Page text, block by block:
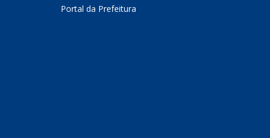
Portal da Prefeitura